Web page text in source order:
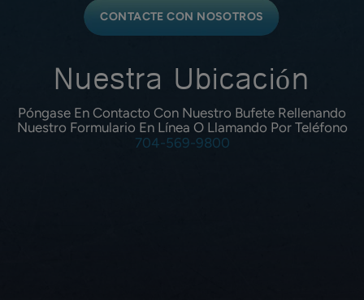
CONTACTE CON NOSOTROS
Póngase En Contacto Con Nuestro Bufete Rellenando
Nuestro Formulario En Línea O Llamando Por Teléfono
704-569-9800
Nuestra Ubicación